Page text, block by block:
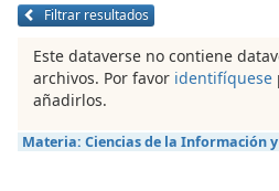
Filtrar resultados
Este dataverse no contiene
archivos. Por favor identifíquese
añadirlos.
Materia: Ciencias de la Información